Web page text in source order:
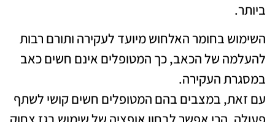
ביותר.
השימוש בחומר האלחוש מיועד לעקירה ותורם רבות
להעלמה של הכאב, כך המטופלים אינם חשים כאב
במסגרת העקירה.
עם זאת, במצבים בהם המטופלים חשים קושי לשתף